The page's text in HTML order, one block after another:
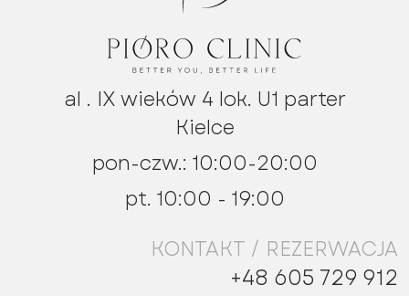
al . IX wieków 4 lok. U1 parter
Kielce
pon-czw.: 10:00-20:00
pt. 10:00 - 19:00
KONTAKT / REZERWACJA
+48 605 729 912